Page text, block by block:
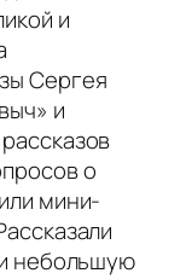
и
Сергея
и
о
мини-
небольшую